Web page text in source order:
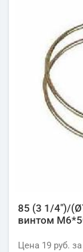
85 (3 1/4")/
винтом
Цена 19 руб. за